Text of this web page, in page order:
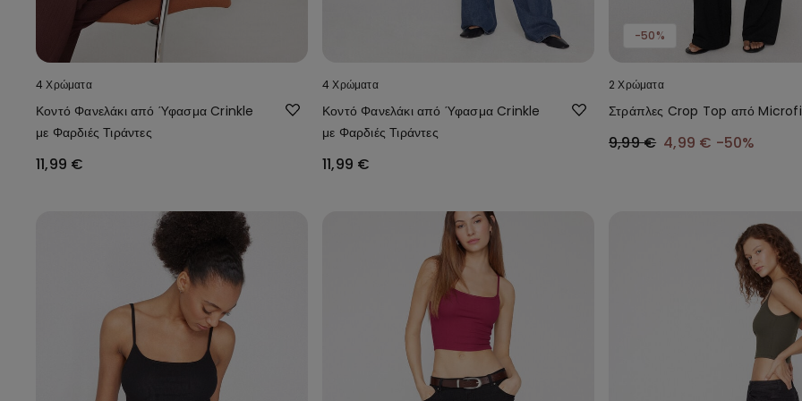
4 Χρώματα
Κοντό Φανελάκι από Ύφασμα Crinkle
με Φαρδιές Τιράντες
11,99 €
4 Χρώματα
Κοντό Φανελάκι από Ύφασμα Crinkle
με Φαρδιές Τιράντες
11,99 €
-50%
2 Χρώματα
Στράπλες Crop Top από
9,99 € 4,99 € -50%